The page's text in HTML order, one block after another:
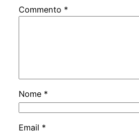
Commento *
Nome *
Email *